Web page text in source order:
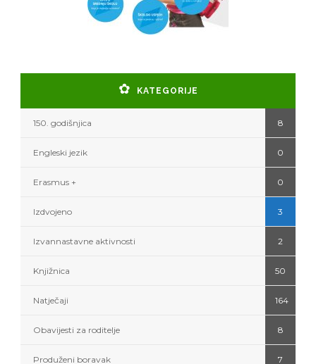
KATEGORIJE
150. godišnjica 8
Engleski jezik 0
Erasmus + 0
Izdvojeno 3
Izvannastavne aktivnosti 2
Knjižnica 50
Natječaji 164
Obavijesti za roditelje 8
Produženi boravak 7